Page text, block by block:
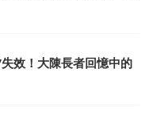
效！大陳長者回憶中的